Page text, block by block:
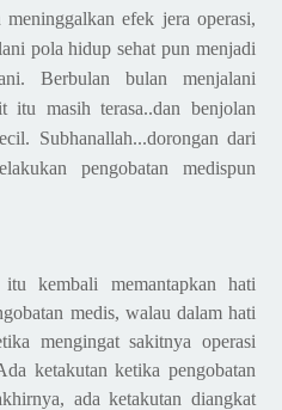
efek jera operasi,
pola hidup sehat pun menjadi
Berbulan bulan menjalani
itu masih terasa..dan benjolan
Subhanallah...dorongan dari
pengobatan medispun
kembali memantapkan hati
medis, walau dalam hati
mengingat sakitnya operasi
ketakutan ketika pengobatan
ada ketakutan diangkat